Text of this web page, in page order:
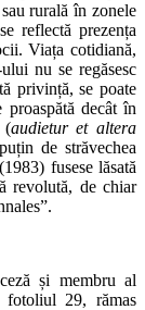
rurală în zonele
reflectă prezența
Viața cotidiană,
nu se regăsesc
privință, se poate
decât în
(audietur et altera
de străvechea
fusese lăsată
revolută, de chiar
și membru al
fotoliul 29, rămas